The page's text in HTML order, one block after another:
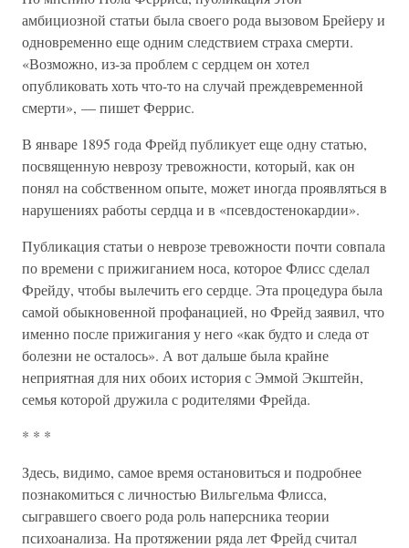
амбициозной статьи была своего рода вызовом Брейеру и
одновременно еще одним следствием страха смерти.
«Возможно, из-за проблем с сердцем он хотел
опубликовать хоть что-то на случай преждевременной
смерти», — пишет Феррис.
В январе 1895 года Фрейд публикует еще одну статью,
посвященную неврозу тревожности, который, как он
понял на собственном опыте, может иногда проявляться в
нарушениях работы сердца и в «псевдостенокардии».
Публикация статьи о неврозе тревожности почти совпала
по времени с прижиганием носа, которое Флисс сделал
Фрейду, чтобы вылечить его сердце. Эта процедура была
самой обыкновенной профанацией, но Фрейд заявил, что
именно после прижигания у него «как будто и следа от
болезни не осталось». А вот дальше была крайне
неприятная для них обоих история с Эммой Экштейн,
семья которой дружила с родителями Фрейда.
* * *
Здесь, видимо, самое время остановиться и подробнее
познакомиться с личностью Вильгельма Флисса,
сыгравшего своего рода роль наперсника теории
психоанализа. На протяжении ряда лет Фрейд считал